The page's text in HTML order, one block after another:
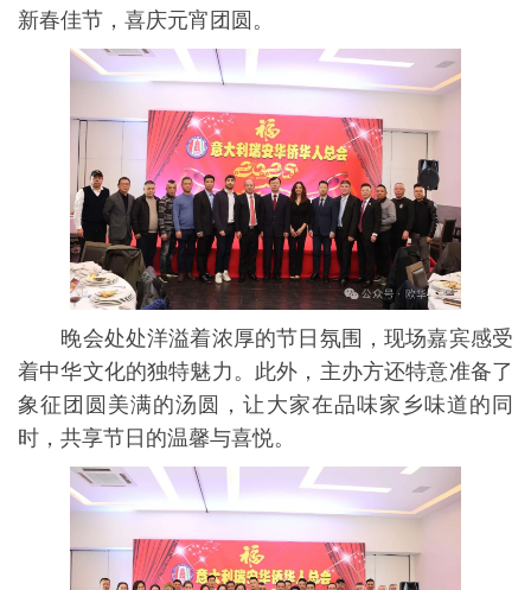
新春佳节，喜庆元宵团圆。
晚会处处洋溢着浓厚的节日氛围，现场嘉宾感受
着中华文化的独特魅力。此外，主办方还特意准备了
象征团圆美满的汤圆，让大家在品味家乡味道的同
时，共享节日的温馨与喜悦。